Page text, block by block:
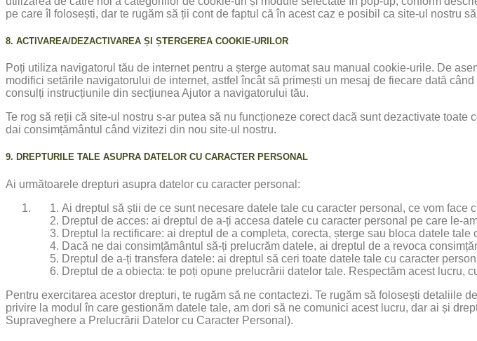
pe care îl folosești, dar te rugăm să ții cont de faptul că în acest caz e posibil ca site-ul nostru
8. ACTIVAREA/DEZACTIVAREA ȘI ȘTERGEREA COOKIE-URILOR
Poți utiliza navigatorul tău de internet pentru a șterge automat sau manual cookie-urile. De
modifici setările navigatorului de internet, astfel încât să primești un mesaj de fiecare dată
consulți instrucțiunile din secțiunea Ajutor a navigatorului tău.
Te rog să reții că site-ul nostru s-ar putea să nu funcționeze corect dacă sunt dezactivate
dai consimțământul când vizitezi din nou site-ul nostru.
9. DREPTURILE TALE ASUPRA DATELOR CU CARACTER PERSONAL
Ai următoarele drepturi asupra datelor cu caracter personal:
Ai dreptul să știi de ce sunt necesare datele tale cu caracter personal, ce vom face
Dreptul de acces: ai dreptul de a-ți accesa datele cu caracter personal pe care le-
Dreptul la rectificare: ai dreptul de a completa, corecta, șterge sau bloca datele tale
Dacă ne dai consimțământul să-ți prelucrăm datele, ai dreptul de a revoca
Dreptul de a-ți transfera datele: ai dreptul să ceri toate datele tale cu caracter
Dreptul de a obiecta: te poți opune prelucrării datelor tale. Respectăm acest lucru,
Pentru exercitarea acestor drepturi, te rugăm să ne contactezi. Te rugăm să folosești
privire la modul în care gestionăm datele tale, am dori să ne comunici acest lucru, dar ai și
Supraveghere a Prelucrării Datelor cu Caracter Personal).